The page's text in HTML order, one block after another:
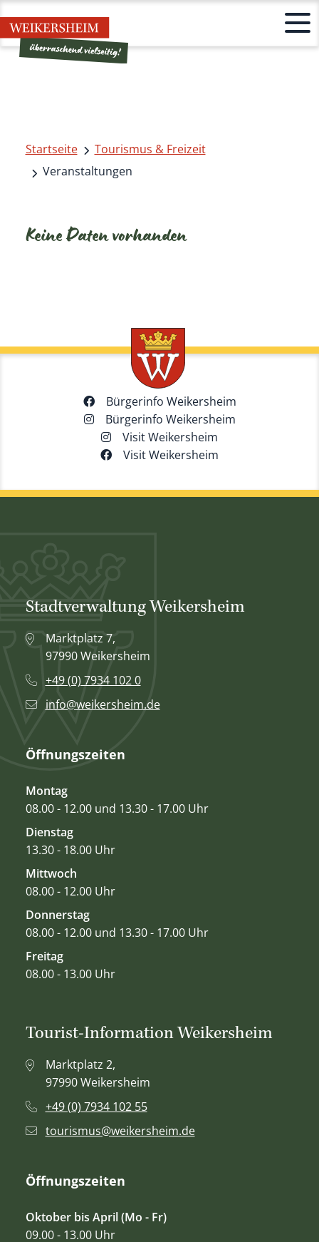
Startseite
Tourismus & Freizeit
Veranstaltungen
Keine Daten vorhanden
Bürgerinfo Weikersheim
Bürgerinfo Weikersheim
Visit Weikersheim
Visit Weikersheim
Stadtverwaltung Weikersheim
Marktplatz 7,
97990 Weikersheim
+49 (0) 7934 102 0
info@weikersheim.de
Öffnungszeiten
Montag
08.00 - 12.00 und 13.30 - 17.00 Uhr
Dienstag
13.30 - 18.00 Uhr
Mittwoch
08.00 - 12.00 Uhr
Donnerstag
08.00 - 12.00 und 13.30 - 17.00 Uhr
Freitag
08.00 - 13.00 Uhr
Tourist-Information Weikersheim
Marktplatz 2,
97990 Weikersheim
+49 (0) 7934 102 55
tourismus@weikersheim.de
Öffnungszeiten
Oktober bis April (Mo - Fr)
09.00 - 13.00 Uhr